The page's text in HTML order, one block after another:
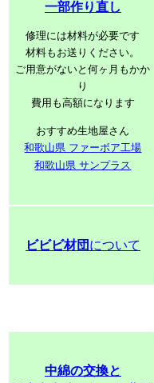
一部作り直し
修理には材料が必要です
材料もお送りください。
ご用意がないと何ヶ月もかか
り
費用も高額になります
おすすめ生地屋さん
和歌山県 ファーボア工場
和歌山県 サンプラス
ビビビ材団 について
中綿の交換と